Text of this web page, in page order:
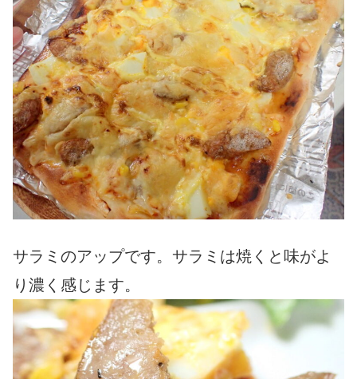
サラミのアップです。サラミは焼くと味がよ
り濃く感じます。